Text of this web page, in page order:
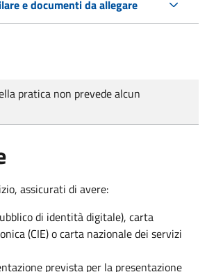
e documenti da allegare
pratica non prevede alcun
assicurati di avere:
di identità digitale), carta
(CIE) o carta nazionale dei servizi
prevista per la presentazione